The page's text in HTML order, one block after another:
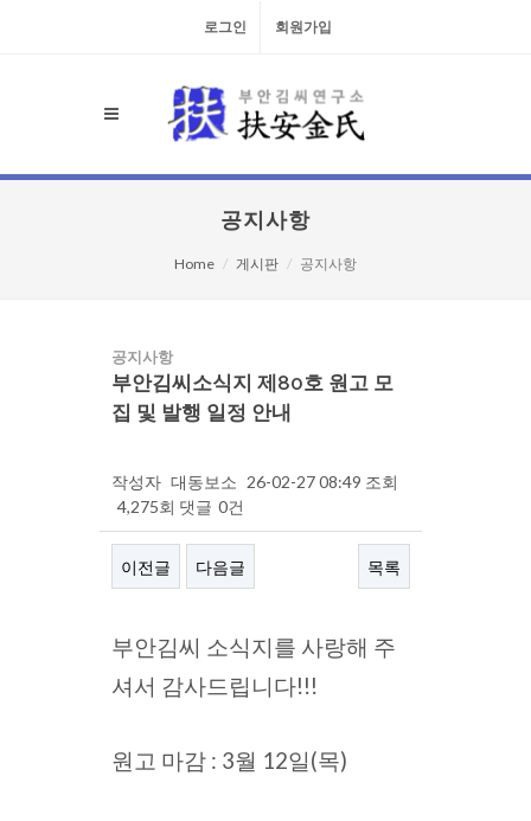
로그인 회원가입
공지사항
Home 게시판 공지사항
공지사항
부안김씨소식지 제80호 원고 모
집 및 발행 일정 안내
작성자 대동보소 26-02-27 08:49 조회
4,275회 댓글 0건
이전글 다음글 목록
본문
부안김씨 소식지를 사랑해 주
셔서 감사드립니다!!!
원고 마감 : 3월 12일(목)